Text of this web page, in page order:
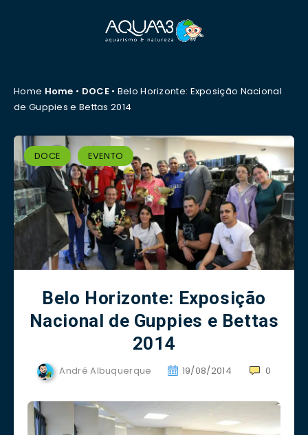
Home Home • DOCE• Belo Horizonte: Exposição Nacional
de Guppies e Bettas 2014
DOCE EVENTO
Belo Horizonte: Exposição
Nacional de Guppies e Bettas
2014
André Albuquerque 19/08/2014 0